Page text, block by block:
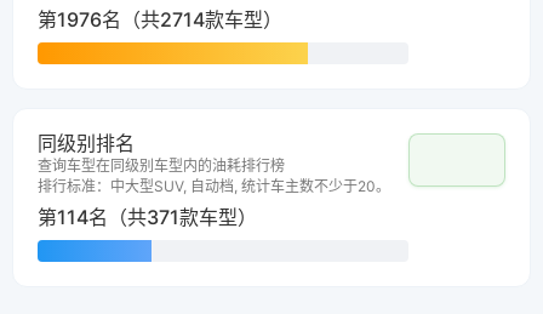
第1976名（共2714款车型）
同级别排名
查询车型在同级别车型内的油耗排行榜
排行标准：中大型SUV, 自动档, 统计车主数不少于20。
第114名（共371款车型）